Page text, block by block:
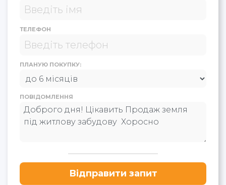
ТЕЛЕФОН
ПЛАНУЮ ПОКУПКУ:
ПОВІДОМЛЕННЯ
Відправити запит